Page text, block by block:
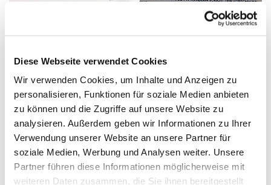
Diese Webseite verwendet Cookies
Wir verwenden Cookies, um Inhalte und Anzeigen zu
personalisieren, Funktionen für soziale Medien anbieten
zu können und die Zugriffe auf unsere Website zu
analysieren. Außerdem geben wir Informationen zu Ihrer
Verwendung unserer Website an unsere Partner für
soziale Medien, Werbung und Analysen weiter. Unsere
Partner führen diese Informationen möglicherweise mit
weiteren Daten zusammen, die Sie ihnen bereitgestellt